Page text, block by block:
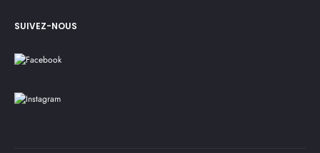
SUIVEZ-NOUS